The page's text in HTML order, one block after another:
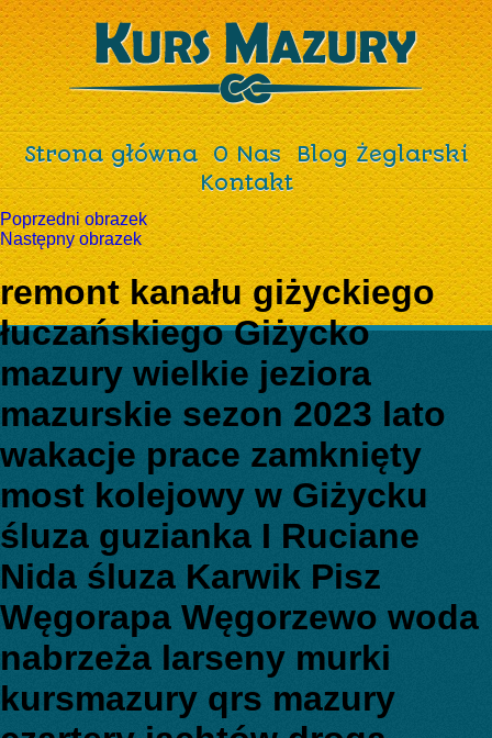
Strona główna O Nas
Blog Żeglarski
Kontakt
Poprzedni obrazek
Następny obrazek
remont kanału giżyckiego
łuczańskiego Giżycko
mazury wielkie jeziora
mazurskie sezon 2023 lato
wakacje prace zamknięty
most kolejowy w Giżycku
śluza guzianka I Ruciane
Nida śluza Karwik Pisz
Węgorapa Węgorzewo woda
nabrzeża larseny murki
kursmazury qrs mazury